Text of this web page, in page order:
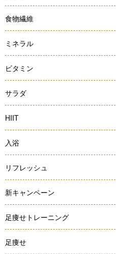
食物繊維
ミネラル
ビタミン
サラダ
HIIT
入浴
リフレッシュ
新キャンペーン
足痩せトレーニング
足痩せ